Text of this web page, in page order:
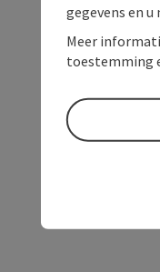
gegevens en
Meer
toestemming